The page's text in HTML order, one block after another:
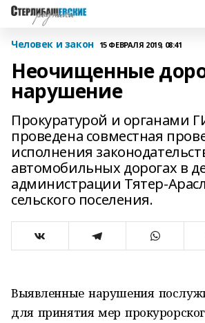
Человек и закон 15 ФЕВРАЛЯ 2019, 08:41
Неочищенные
нарушение
Прокуратурой и органами
проведена совместная
исполнения
автомобильных дорогах в
администрации Тятер-
сельского поселения.
Выявленные нарушения
для принятия мер